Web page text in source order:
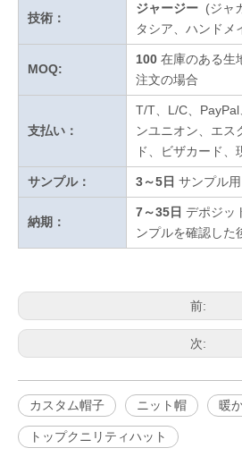
技術：
ジャージー (ジャ
タシア、ハンドメ
MOQ:
100 在庫のある生
注文の場合
支払い：
T/T、L/C、
ンユニオン、エス
ド、ビザカード、
サンプル： 3～5日 サンプル
納期：
7～35日 デポジッ
ンプルを確認した
前:
次:
カスタム帽子 ニット帽 暖
トップクニリティハット